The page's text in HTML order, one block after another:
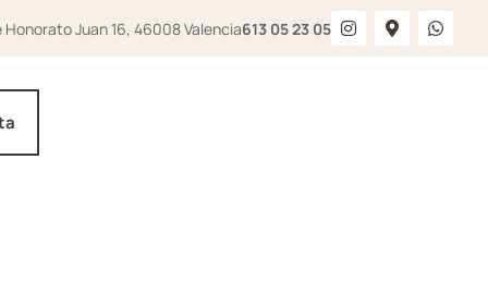
Honorato Juan 16, 46008 Valencia613 05 23 05